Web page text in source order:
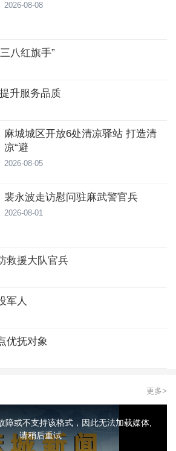
2026-08-08
八红旗手”
升服务品质
麻城城区开放6处清凉驿站 打造清
凉“避
2026-08-05
裴永波走访慰问驻麻武警官兵
2026-08-01
救援大队官兵
军人
优抚对象
更多>
障或不支持该格式，因此无法加载媒体,
请稍后重试